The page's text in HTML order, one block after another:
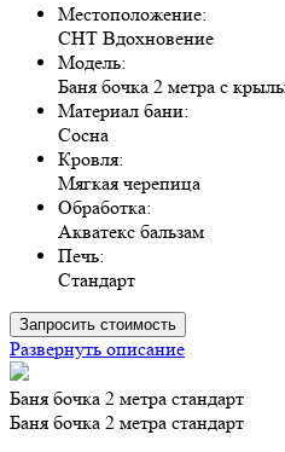
Местоположение:
СНТ Вдохновение
Модель:
Баня бочка 2 метра с
Материал бани:
Сосна
Кровля:
Мягкая черепица
Обработка:
Акватекс бальзам
Печь:
Стандарт
Запросить стоимость
Развернуть описание
Баня бочка 2 метра стандарт
Баня бочка 2 метра стандарт